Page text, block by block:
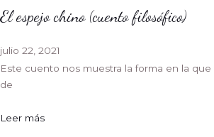
El espejo chino (cuento filosófico)
julio 22, 2021
Este cuento nos muestra la forma en la
de
Leer más